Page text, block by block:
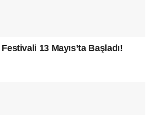
13 Mayıs’ta Başladı!